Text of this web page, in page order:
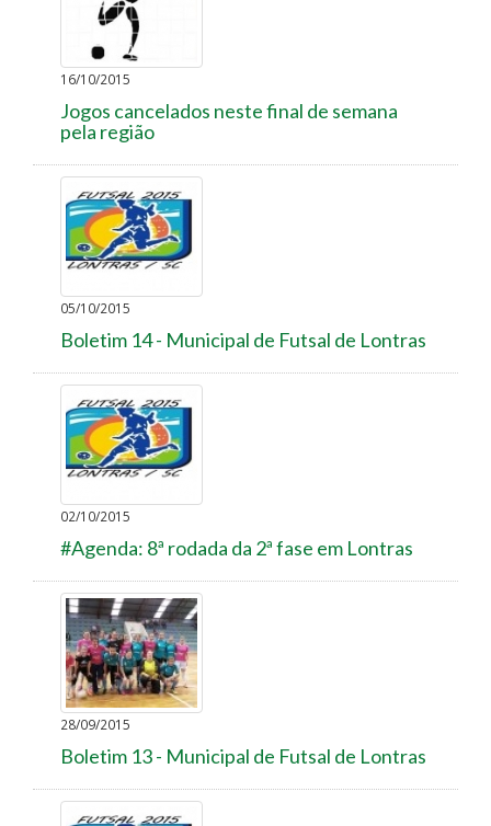
16/10/2015
Jogos cancelados neste final de semana
pela região
05/10/2015
Boletim 14 - Municipal de Futsal de Lontras
02/10/2015
#Agenda: 8ª rodada da 2ª fase em Lontras
28/09/2015
Boletim 13 - Municipal de Futsal de Lontras